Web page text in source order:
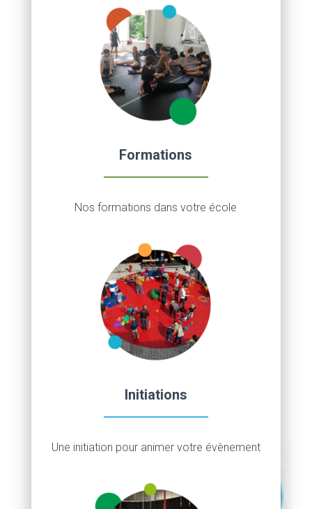
Formations
Nos formations dans votre école
Initiations
Une initiation pour animer votre évènement